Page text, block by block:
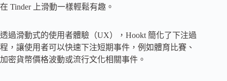
在 Tinder 上滑動一樣輕鬆有趣。
透過滑動式的使用者體驗（UX），Hookt 簡化了下注過
程，讓使用者可以快速下注短期事件，例如體育比賽、
加密貨幣價格波動或流行文化相關事件。